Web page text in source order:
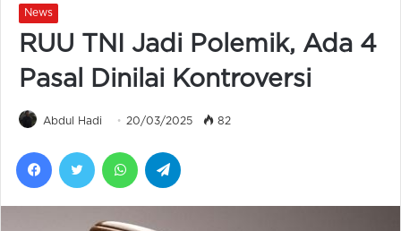
News
RUU TNI Jadi Polemik, Ada 4
Pasal Dinilai Kontroversi
Abdul Hadi 20/03/2025 82
FacebookTwitter WhatsApp